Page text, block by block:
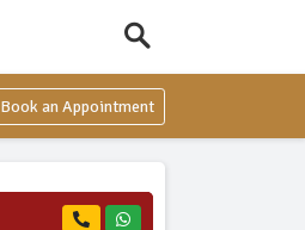
Book an Appointment